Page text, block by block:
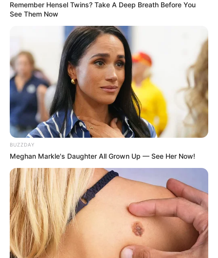
SELEBRITI
10 Pesona Martha Graciela Eks
JKT48, Kini Jadi Brand
Ambassador Tim Esports
Remember Hensel Twins? Take A Deep Breath Before You
See Them Now
BUZZDAY
Meghan Markle's Daughter All Grown Up — See Her Now!